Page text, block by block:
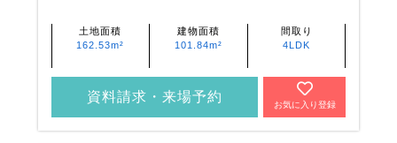
土地面積
162.53m²
建物面積
101.84m²
間取り
4LDK
資料請求・来場予約
お気に入り登録